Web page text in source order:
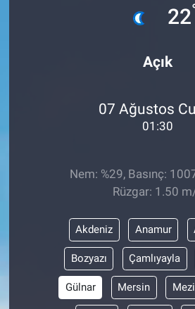
22
Açık
07 Ağustos
01:30
Nem: %29, Basınç:
Rüzgar: 1.50
Akdeniz Anamur
Bozyazı Çamlıyayla
Gülnar Mersin